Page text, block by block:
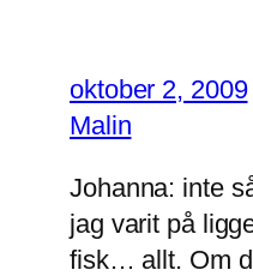
oktober 2, 2009
Malin
Johanna: inte
jag varit på
fisk… allt. Om